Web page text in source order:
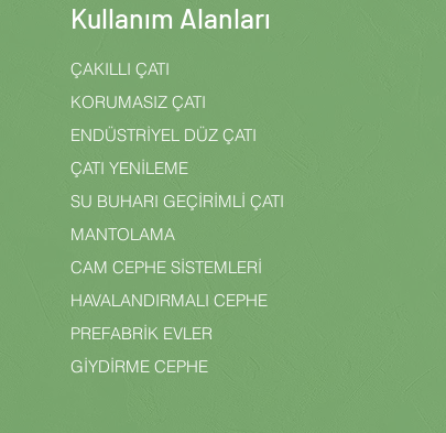
Kullanım Alanları
ÇAKILLI ÇATI
KORUMASIZ ÇATI
ENDÜSTRİYEL DÜZ ÇATI
ÇATI YENİLEME
SU BUHARI GEÇİRİMLİ ÇATI
MANTOLAMA
CAM CEPHE SİSTEMLERİ
HAVALANDIRMALI CEPHE
PREFABRİK EVLER
GİYDİRME CEPHE